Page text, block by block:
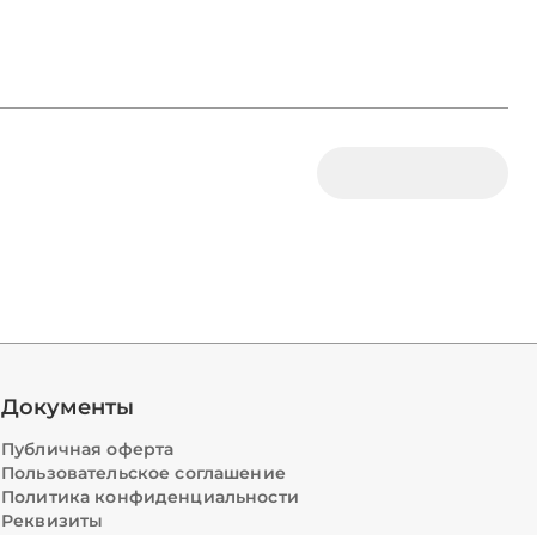
Документы
Публичная оферта
Пользовательское соглашение
Политика конфиденциальности
Реквизиты